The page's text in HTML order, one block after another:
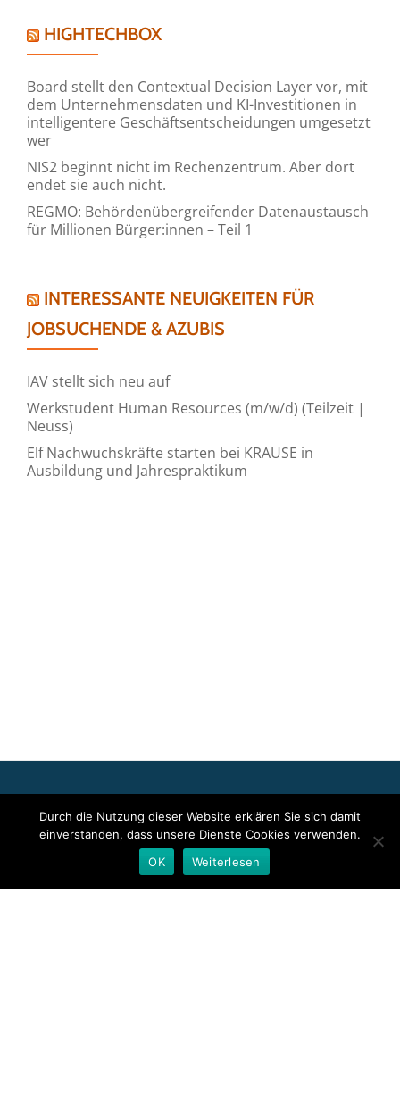
HIGHTECHBOX
Board stellt den Contextual Decision Layer vor, mit
dem Unternehmensdaten und KI-Investitionen in
intelligentere Geschäftsentscheidungen umgesetzt
wer
NIS2 beginnt nicht im Rechenzentrum. Aber dort
endet sie auch nicht.
REGMO: Behördenübergreifender Datenaustausch
für Millionen Bürger:innen – Teil 1
INTERESSANTE NEUIGKEITEN FÜR
JOBSUCHENDE & AZUBIS
IAV stellt sich neu auf
Werkstudent Human Resources (m/w/d) (Teilzeit |
Neuss)
Elf Nachwuchskräfte starten bei KRAUSE in
Ausbildung und Jahrespraktikum
Event bzw. das Stellenangebot sowie für das angezeigte Bild- und
Tonmaterial ist allein der jeweils angegebene Herausgeber
verantwortlich. Dieser ist in der Regel auch Urheber der
Pressetexte sowie der angehängten Bild-, Ton- und
Durch die Nutzung dieser Website erklären Sie sich damit
einverstanden, dass unsere Dienste Cookies verwenden.
OK
Weiterlesen